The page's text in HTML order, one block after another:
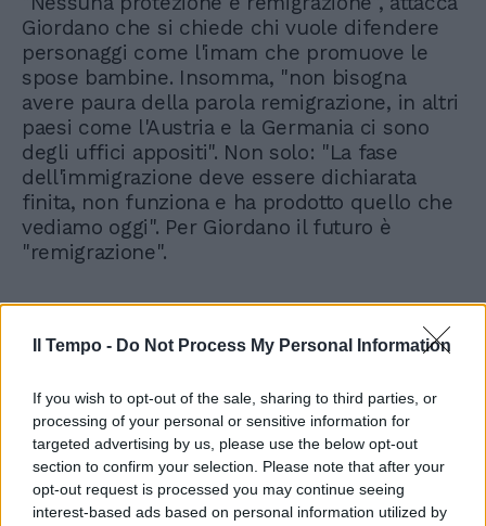
Il Tempo - Do Not Process My Personal Information
If you wish to opt-out of the sale, sharing to third parties, or
processing of your personal or sensitive information for
targeted advertising by us, please use the below opt-out
section to confirm your selection. Please note that after your
opt-out request is processed you may continue seeing
interest-based ads based on personal information utilized by
Giordano che si chiede chi vuole difendere
personaggi come l'imam che promuove le
spose bambine. Insomma, "non bisogna
avere paura della parola remigrazione, in altri
paesi come l'Austria e la Germania ci sono
degli uffici appositi". Non solo: "La fase
dell'immigrazione deve essere dichiarata
finita, non funziona e ha prodotto quello che
vediamo oggi". Per Giordano il futuro è
"remigrazione".